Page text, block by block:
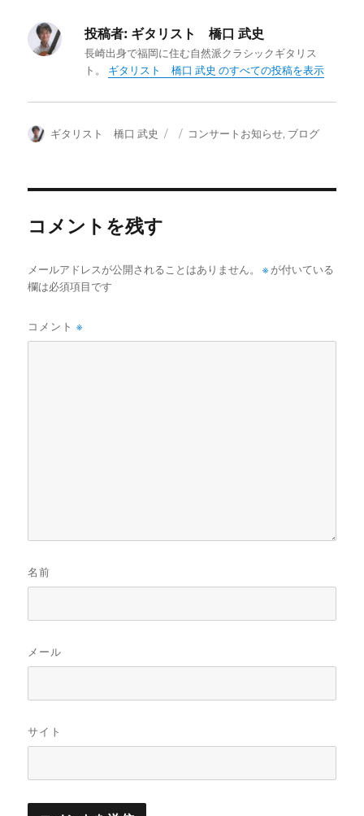
投稿者: ギタリスト 橋口 武史
長崎出身で福岡に住む自然派クラシックギタリス
ト。 ギタリスト 橋口 武史 のすべての投稿を表示
投
ギタリスト 橋口 武史
投 カ
コンサートお知らせ, ブログ
コメントを残す
メールアドレスが公開されることはありません。 ※ が付いている
欄は必須項目です
コメント※
名前
メール
サイト